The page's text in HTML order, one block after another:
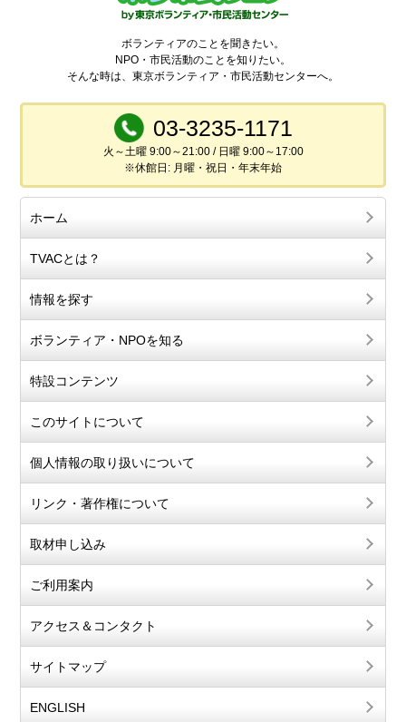
ボランティアのことを聞きたい。
NPO・市民活動のことを知りたい。
そんな時は、東京ボランティア・市民活動センターへ。
03-3235-1171
火～土曜 9:00～21:00 / 日曜 9:00～17:00
※休館日: 月曜・祝日・年末年始
ホーム
TVACとは？
情報を探す
ボランティア・NPOを知る
特設コンテンツ
このサイトについて
個人情報の取り扱いについて
リンク・著作権について
取材申し込み
ご利用案内
アクセス＆コンタクト
サイトマップ
ENGLISH